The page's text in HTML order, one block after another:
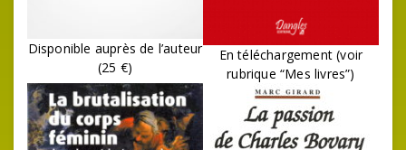
Disponible auprès de l’auteur
(25 €)
En téléchargement (voir
rubrique “Mes livres”)